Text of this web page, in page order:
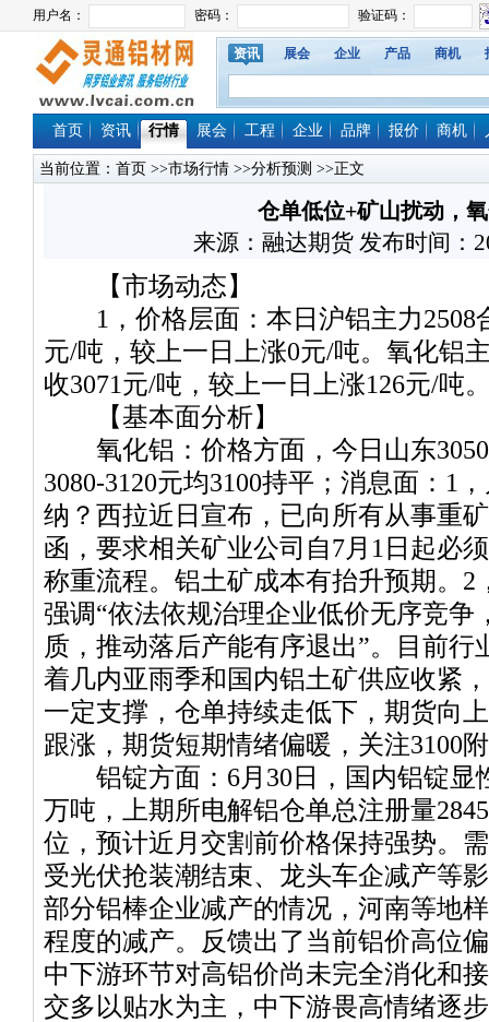
资讯 展会 企业 产品 商机
首页 资讯 行情 展会 工程 企业 品牌 报价 商机
当前位置： 首页 >>市场行情 >>分析预测 >>正文
仓单低位+矿山扰动，
来源：融达期货 发布时间：
【市场动态】
1，价格层面：本日沪铝主力2508
元/吨，较上一日上涨0元/吨。氧化铝
收3071元/吨，较上一日上涨126元/吨
【基本面分析】
氧化铝：价格方面，今日山东
3080-3120元均3100持平；消息面：1
纳？西拉近日宣布，已向所有从事重
函，要求相关矿业公司自7月1日起必
称重流程。铝土矿成本有抬升预期。2
强调“依法依规治理企业低价无序竞争
质，推动落后产能有序退出”。目前行
着几内亚雨季和国内铝土矿供应收紧
一定支撑，仓单持续走低下，期货向
跟涨，期货短期情绪偏暖，关注3100
铝锭方面：6月30日，国内铝锭显
万吨，上期所电解铝仓单总注册量
位，预计近月交割前价格保持强势。
受光伏抢装潮结束、龙头车企减产等
部分铝棒企业减产的情况，河南等地
程度的减产。反馈出了当前铝价高位
中下游环节对高铝价尚未完全消化和
交多以贴水为主，中下游畏高情绪逐